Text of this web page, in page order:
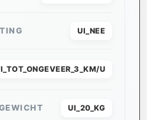
UI_NEE
U
UI_20_KG